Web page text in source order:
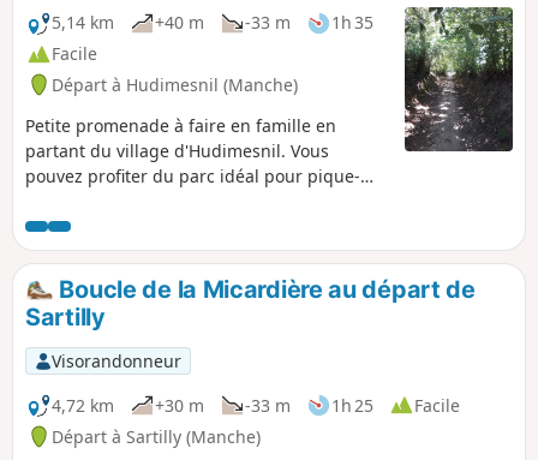
5,14 km
+40 m -33 m
1h 35
Facile
Départ à Hudimesnil (Manche)
Petite promenade à faire en famille en
partant du village d'Hudimesnil. Vous
pouvez profiter du parc idéal pour pique-
enfants.
Boucle de la Micardière au départ de
Sartilly
Visorandonneur
4,72 km
+30 m -33 m 1h 25
Facile
Départ à Sartilly (Manche)